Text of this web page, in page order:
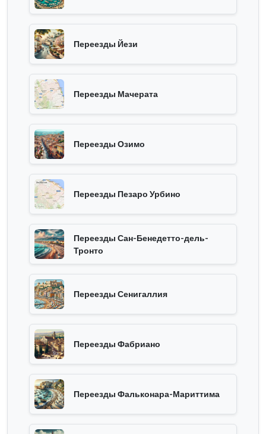
Переезды Йези
Переезды Мачерата
Переезды Озимо
Переезды Пезаро Урбино
Переезды Сан-Бенедетто-дель-
Тронто
Переезды Сенигаллия
Переезды Фабриано
Переезды Фальконара-Мариттима